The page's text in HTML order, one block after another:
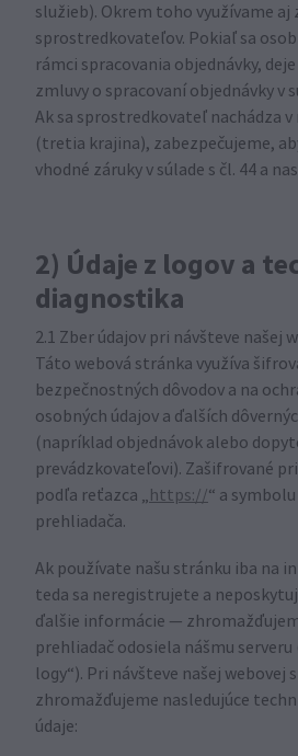
služieb). Okrem toho využívame aj
sprostredkovateľov. Pokiaľ sa
rámci spracovania objednávky,
zmluvy o spracovaní objednávky v
Ak sa sprostredkovateľ nachádza
(tretia krajina), zabezpečujeme,
vhodné záruky v súlade s čl. 44 a
2) Údaje z logov a
diagnostika
2.1 Zber údajov pri návšteve našej
Táto webová stránka využíva
bezpečnostných dôvodov a na
osobných údajov a ďalších
(napríklad objednávok alebo
prevádzkovateľovi). Zašifrované
podľa reťazca „https://“ a
prehliadača.
Ak používate našu stránku iba na
teda sa neregistrujete a
ďalšie informácie —
prehliadač odosiela nášmu serveru
logy“). Pri návšteve našej webovej
zhromažďujeme nasledujúce
údaje: